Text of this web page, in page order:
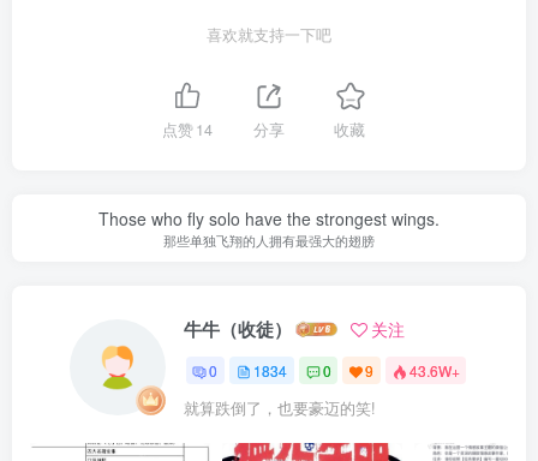
喜欢就支持一下吧
点赞14 分享 收藏
Those who fly solo have the strongest wings.
那些单独飞翔的人拥有最强大的翅膀
牛牛（收徒） 关注
0 1834 0 9 43.6W+
就算跌倒了，也要豪迈的笑!